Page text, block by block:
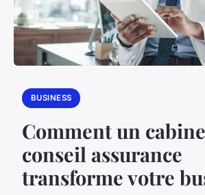
BUSINESS
Comment un
conseil assurance
transforme votre